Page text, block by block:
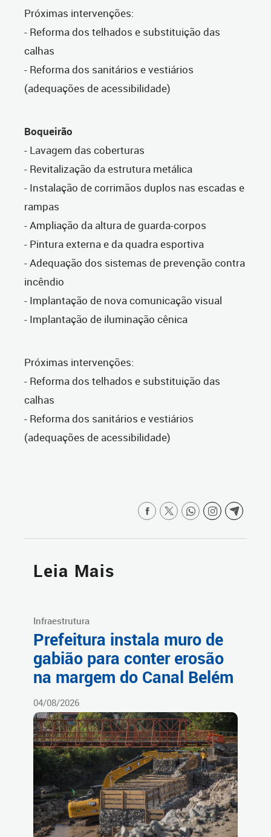
Próximas intervenções:
- Reforma dos telhados e substituição das
calhas
- Reforma dos sanitários e vestiários
(adequações de acessibilidade)
Boqueirão
- Lavagem das coberturas
- Revitalização da estrutura metálica
- Instalação de corrimãos duplos nas escadas e
rampas
- Ampliação da altura de guarda-corpos
- Pintura externa e da quadra esportiva
- Adequação dos sistemas de prevenção contra
incêndio
- Implantação de nova comunicação visual
- Implantação de iluminação cênica
Próximas intervenções:
- Reforma dos telhados e substituição das
calhas
- Reforma dos sanitários e vestiários
(adequações de acessibilidade)
Leia Mais
Infraestrutura
Prefeitura instala muro de
gabião para conter erosão
na margem do Canal Belém
04/08/2026